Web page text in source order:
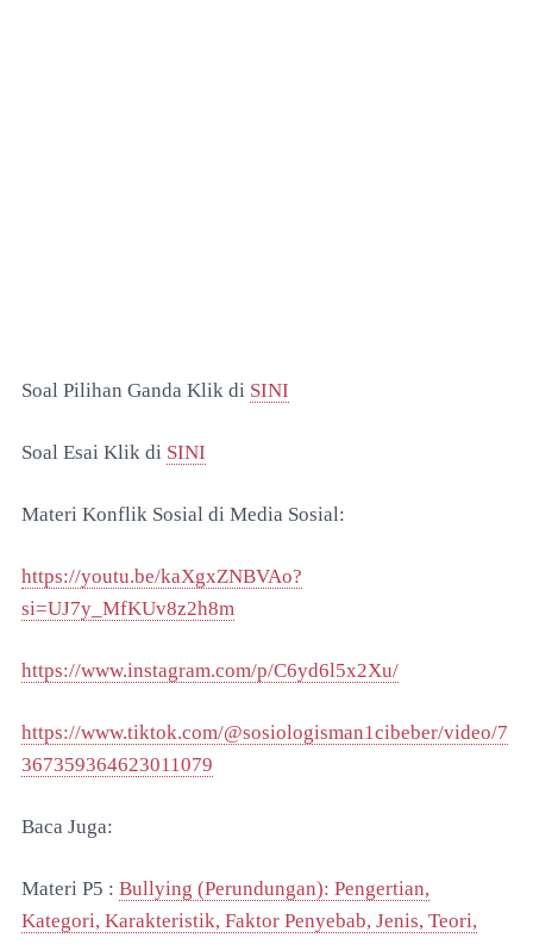
Soal Pilihan Ganda Klik di SINI
Soal Esai Klik di SINI
Materi Konflik Sosial di Media Sosial:
https://youtu.be/kaXgxZNBVAo?
si=UJ7y_MfKUv8z2h8m
https://www.instagram.com/p/C6yd6l5x2Xu/
https://www.tiktok.com/@sosiologisman1cibeber/video/7
367359364623011079
Baca Juga:
Materi P5 : Bullying (Perundungan): Pengertian,
Kategori, Karakteristik, Faktor Penyebab, Jenis, Teori,